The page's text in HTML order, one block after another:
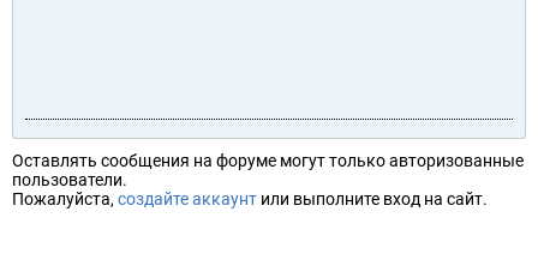
Оставлять сообщения на форуме могут только авторизованные
пользователи.
Пожалуйста, создайте аккаунт или выполните вход на сайт.